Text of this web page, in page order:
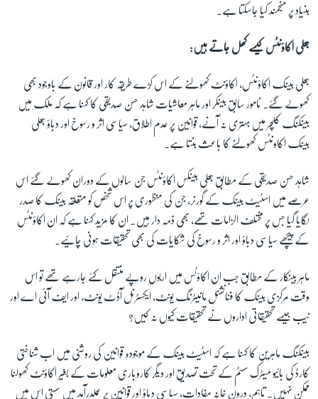
بنیاد پر منجمند کیا جاسکتا ہے۔
جعلی اکاؤنٹس کیسے کھل جاتے ہیں:
جعلی بینک اکاؤنٹس، اکاؤنٹ کھولنے کے اس کڑے طریقہ کار اور قانون کے باوجود بھی
کھولے گئے۔ نامور سابق بینکر اور ماہر معاشیات شاہد حسن صدیقی کا کہنا ہے کہ ملک میں
بینکنگ کلچر میں بہتری نہ آنے، قوانین پر عدم اطلاق، سیاسی اثر و رسوخ اور دباؤ جعلی
بینک اکاونٹس کھولنے کا باعث بنتا ہے۔
شاہد حسن صدیقی کے مطابق جعلی بینکس اکاؤنٹس جن سالوں کے دوران کھولے گئے اس
عرصے میں اسٹیٹ بینک کے گورنر، جن کی منظوری پر اس شخص کو متعلقہ بینک کا صدر
لگایا گیا جس پر مختلف الزامات تھے، بھی ذمہ دار ہیں۔ ان کا مزید کہنا ہے کہ ان اکاؤنٹس
کے پیچھے سیاسی دباؤ اور اثر و رسوخ کی شکایات کی بھی تحقیقات ہونی چائیے۔
ماہر بینکار کے مطابق جب ان اکاؤٹس میں اربوں روپے منتقل کئے جارہے تھے تو اس
وقت مرکزی بینک کا فنانشنل مانیٹرنگ یونٹ، ایکسٹرنل آڈٹ یونٹ، اور ایف آئی اے اور
نیب جیسے تحقیقاتی اداروں نے تحقیقات کیوں نہ کیں؟
بینکنگ ماہرین کا کہنا ہے کہ اسٹیٹ بینک کے موجودہ قوانین کی روشنی میں اب شناختی
کارڈ کی بائیو میٹرک سسٹم کے تحت تصدیق اور دیگر کاروباری معلومات کے بغیر اکاؤنٹ کھولنا
ممکن نہیں۔ تاہم، درون خانہ مفادات، سیاسی دباؤ اور قوانین پر عملدرآمد میں سستی اس میں